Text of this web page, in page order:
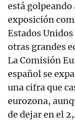
está golpeando
exposición
Estados
otras grandes
La Comisión
español se
una cifra que
eurozona,
de dejar en el